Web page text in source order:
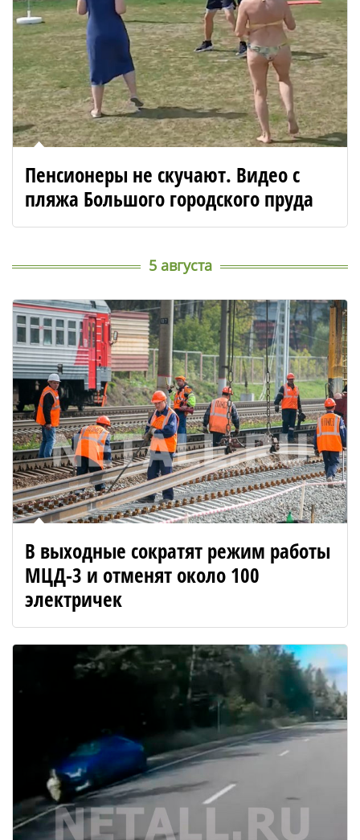
Пенсионеры не скучают. Видео с
пляжа Большого городского пруда
5 августа
В выходные сократят режим работы
МЦД-3 и отменят около 100
электричек